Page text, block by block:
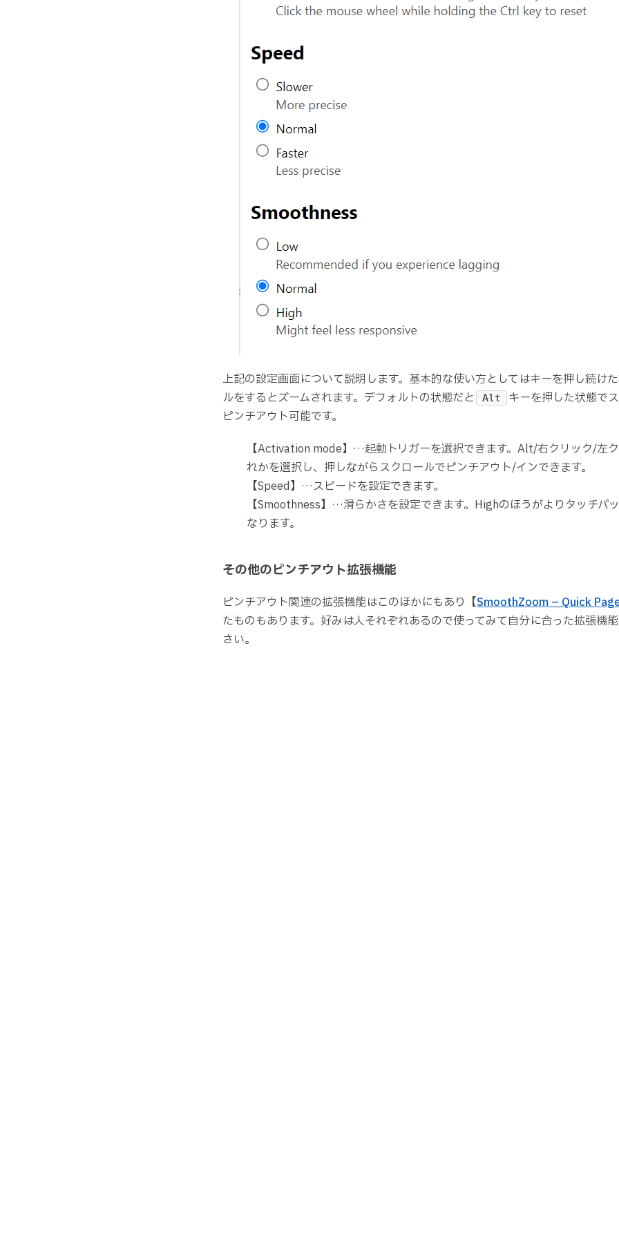
上記の設定画面について説明します。基本的な使い方としてはキーを押し続け
ルをするとズームされます。デフォルトの状態だと
Alt
キーを押した状態で
ピンチアウト可能です。
【Activation mode】…起動トリガーを選択できます。Alt/右クリック/左
れかを選択し、押しながらスクロールでピンチアウト/インできます。
【Speed】…スピードを設定できます。
【Smoothness】…滑らかさを設定できます。Highのほうがよりタッチパ
なります。
その他のピンチアウト拡張機能
ピンチアウト関連の拡張機能はこのほかにもあり【SmoothZoom – Quick
たものもあります。好みは人それぞれあるので使ってみて自分に合った拡張機
さい。